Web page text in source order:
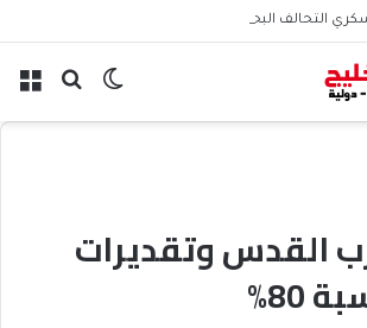
بحث الوضع
القدس وتقديرات